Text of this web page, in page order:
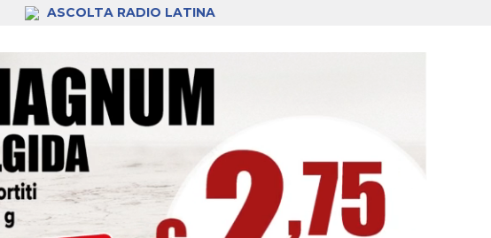
ASCOLTA RADIO LATINA